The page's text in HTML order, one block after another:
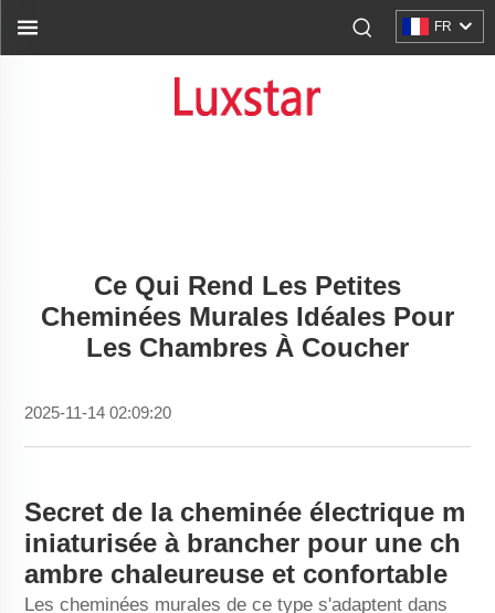
FR
Ce Qui Rend Les Petites
Cheminées Murales Idéales Pour
Les Chambres À Coucher
2025-11-14 02:09:20
Secret de la cheminée électrique m
iniaturisée à brancher pour une ch
ambre chaleureuse et confortable
Les cheminées murales de ce type s'adaptent dans